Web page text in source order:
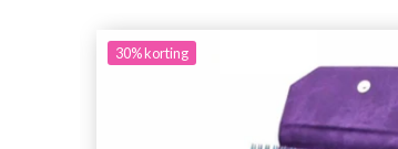
30%korting